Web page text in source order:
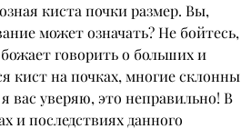
киста почки размер. Вы,
может означать? Не бойтесь,
говорить о больших и
кист на почках, многие склонны
вас уверяю, это неправильно! В
и последствиях данного